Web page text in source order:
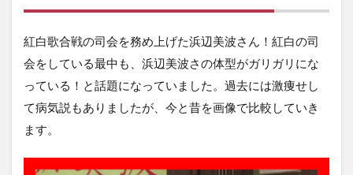
紅白歌合戦の司会を務め上げた浜辺美波さん！紅白の司
会をしている最中も、浜辺美波さの体型がガリガリにな
っている！と話題になっていました。過去には激痩せし
て病気説もありましたが、今と昔を画像で比較していき
ます。